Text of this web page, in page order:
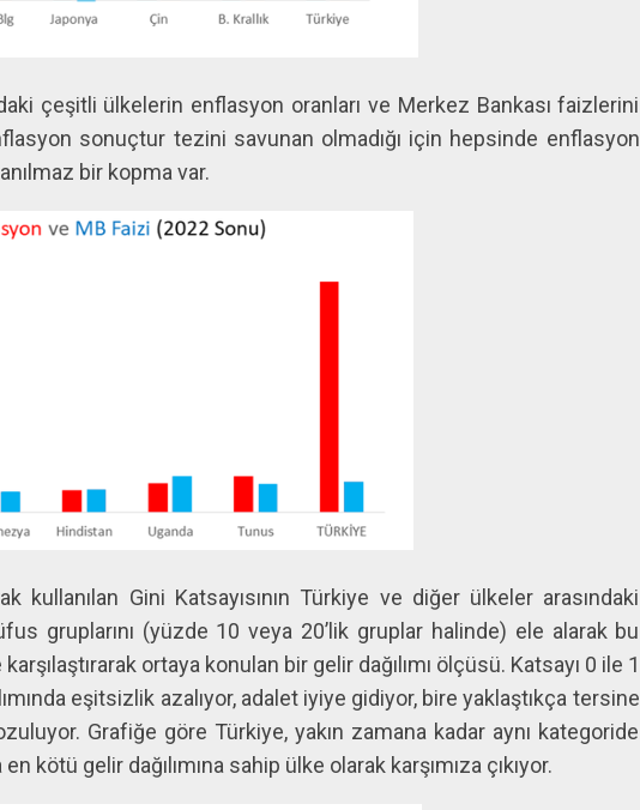
çeşitli ülkelerin enflasyon oranları ve Merkez Bankası faizlerini
sonuçtur tezini savunan olmadığı için hepsinde enflasyon
bir kopma var.
kullanılan Gini Katsayısının Türkiye ve diğer ülkeler arasındaki
gruplarını (yüzde 10 veya 20’lik gruplar halinde) ele alarak bu
karşılaştırarak ortaya konulan bir gelir dağılımı ölçüsü. Katsayı 0 ile 1
eşitsizlik azalıyor, adalet iyiye gidiyor, bire yaklaştıkça tersine
Grafiğe göre Türkiye, yakın zamana kadar aynı kategoride
kötü gelir dağılımına sahip ülke olarak karşımıza çıkıyor.